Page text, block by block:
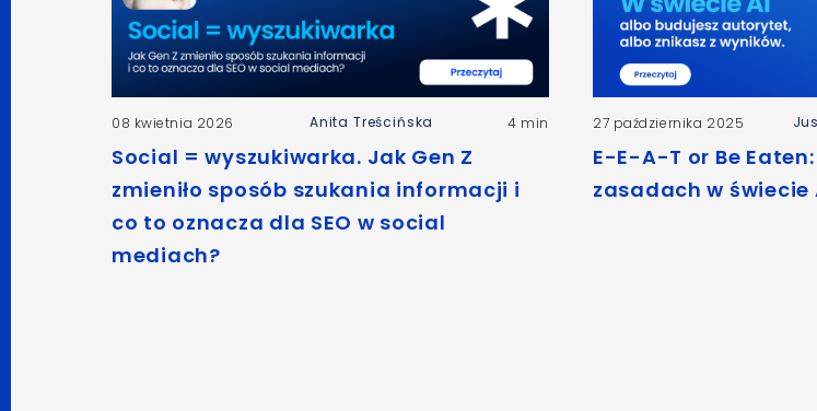
08 kwietnia 2026 Anita Treścińska 4 min
Social = wyszukiwarka. Jak Gen Z
zmieniło sposób szukania informacji i
co to oznacza dla SEO w social
mediach?
27 października 2025
E-E-A-T or Be
zasadach w świecie